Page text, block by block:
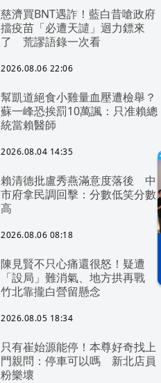
漢光42演習
慈濟買BNT遇詐！藍白昔嗆政府
擋疫苗「必遭天譴」迴力鏢來
了 荒謬語錄一次看
2026.08.06 22:06
幫凱道絕食小雞量血壓遭檢舉？
蘇一峰恐挨罰10萬諷：只准賴總
統當賴醫師
2026.08.04 14:35
賴清德批盧秀燕滿意度落後 中
市府拿民調回擊：分數低笑分數
高
2026.08.06 08:18
陳見賢不只心痛還很怒！疑遭
「設局」難消氣、地方拱再戰
竹北靠攏白營留懸念
2026.08.05 18:34
只有崔始源能停！本尊好奇找上
門親問：停車可以嗎 新北店員
粉樂壞